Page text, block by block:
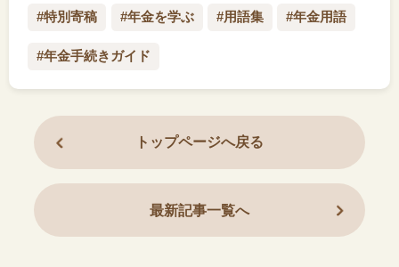
#特別寄稿 #年金を学ぶ #用語集 #年金用語
#年金手続きガイド
トップページへ戻る
最新記事一覧へ